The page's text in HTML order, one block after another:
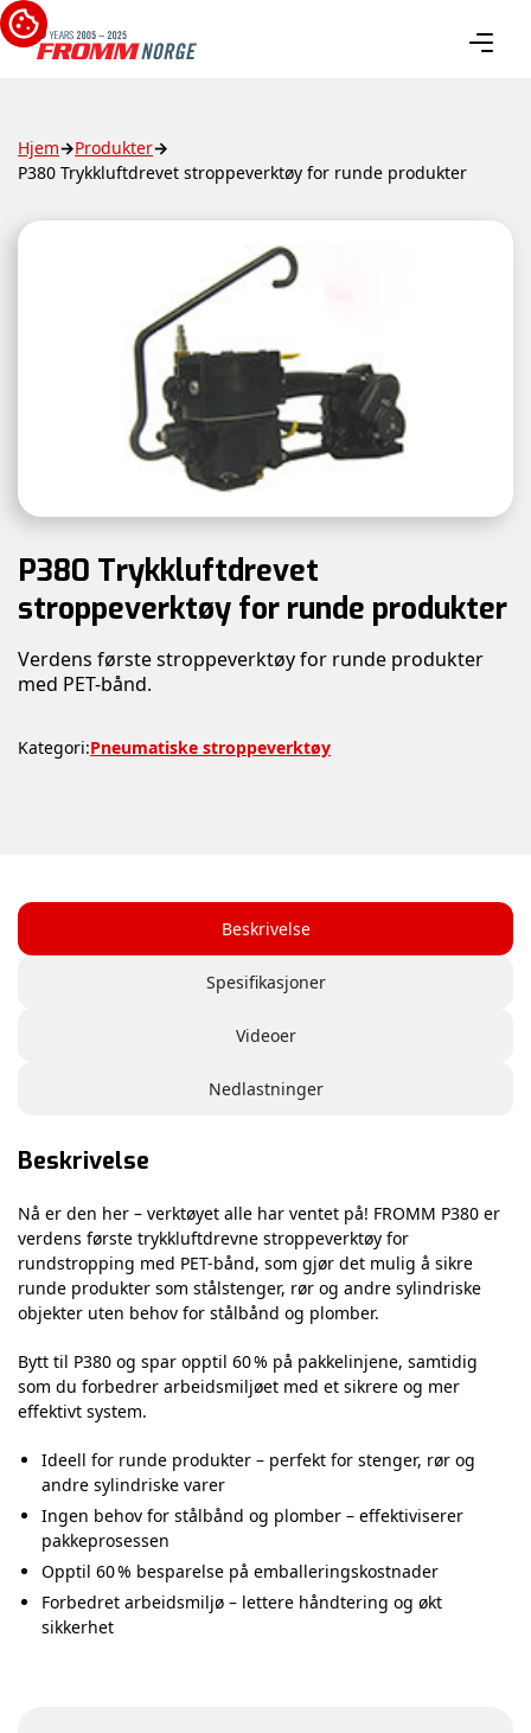
Hjem→Produkter→
P380 Trykkluftdrevet stroppeverktøy for runde produkter
P380 Trykkluftdrevet
stroppeverktøy for runde produkter
Verdens første stroppeverktøy for runde produkter
med PET-bånd.
Kategori:Pneumatiske stroppeverktøy
Beskrivelse
Spesifikasjoner
Videoer
Nedlastninger
Beskrivelse
Nå er den her – verktøyet alle har ventet på! FROMM P380 er
verdens første trykkluftdrevne stroppeverktøy for
rundstropping med PET-bånd, som gjør det mulig å sikre
runde produkter som stålstenger, rør og andre sylindriske
objekter uten behov for stålbånd og plomber.
Bytt til P380 og spar opptil 60 % på pakkelinjene, samtidig
som du forbedrer arbeidsmiljøet med et sikrere og mer
effektivt system.
Ideell for runde produkter – perfekt for stenger, rør og
andre sylindriske varer
Ingen behov for stålbånd og plomber – effektiviserer
pakkeprosessen
Opptil 60 % besparelse på emballeringskostnader
Forbedret arbeidsmiljø – lettere håndtering og økt
sikkerhet